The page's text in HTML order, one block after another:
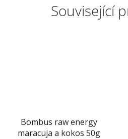
Související
Bombus raw energy
maracuja a kokos 50g